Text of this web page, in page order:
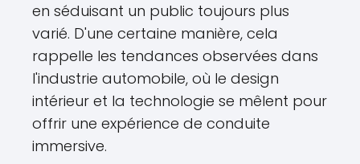
en séduisant un public toujours plus
varié. D'une certaine manière, cela
rappelle les tendances observées dans
l'industrie automobile, où le design
intérieur et la technologie se mêlent pour
offrir une expérience de conduite
immersive.